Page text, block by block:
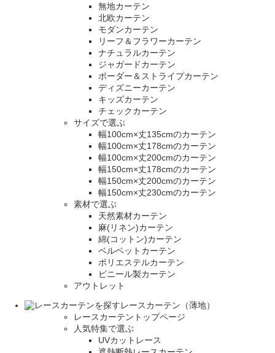
無地カーテン
北欧カーテン
モダンカーテン
リーフ＆フラワーカーテン
ナチュラルカーテン
ジャガードカーテン
ボーダー＆ストライプカーテン
ディズニーカーテン
キッズカーテン
チェックカーテン
サイズで選ぶ
幅100cm×丈135cmのカーテン
幅100cm×丈178cmのカーテン
幅100cm×丈200cmのカーテン
幅150cm×丈178cmのカーテン
幅150cm×丈200cmのカーテン
幅150cm×丈230cmのカーテン
素材で選ぶ
天然素材カーテン
麻(リネン)カーテン
綿(コットン)カーテン
ベルベットカーテン
ポリエステルカーテン
ビニール製カーテン
アウトレット
レースカーテン（薄地）
レースカーテントップページ
人気特集で選ぶ
UVカットレース